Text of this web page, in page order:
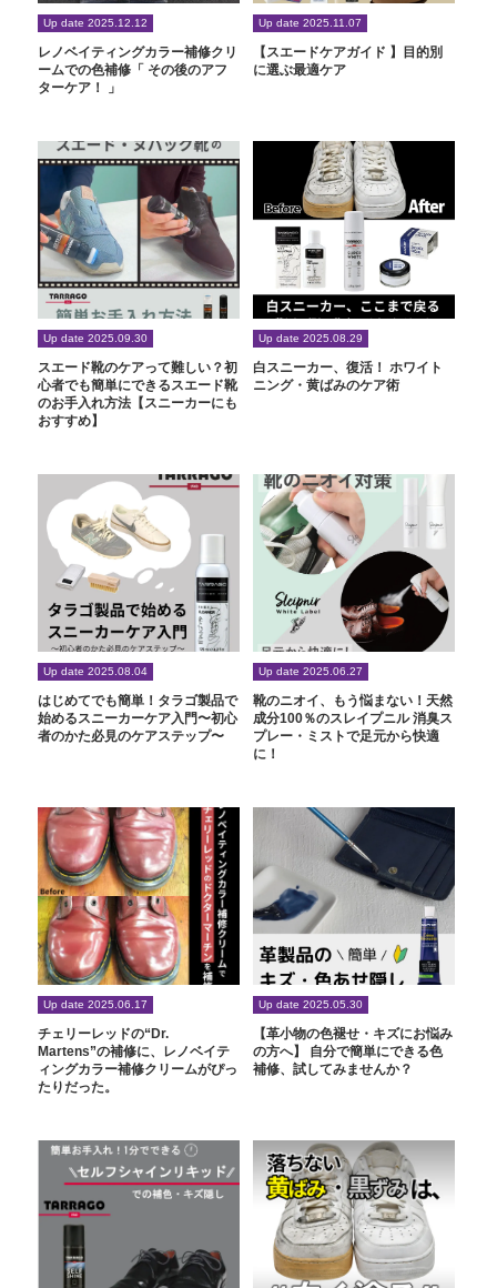
Up date 2025.12.12
レノベイティングカラー補修クリ
ームでの色補修「 その後のアフ
ターケア！ 」
Up date 2025.11.07
【スエードケアガイド 】目的別
に選ぶ最適ケア
Up date 2025.09.30
スエード靴のケアって難しい？初
心者でも簡単にできるスエード靴
のお手入れ方法【スニーカーにも
おすすめ】
Up date 2025.08.29
白スニーカー、復活！ ホワイト
ニング・黄ばみのケア術
Up date 2025.08.04
はじめてでも簡単！タラゴ製品で
始めるスニーカーケア入門〜初心
者のかた必見のケアステップ〜
Up date 2025.06.27
靴のニオイ、もう悩まない！天然
成分100％のスレイプニル 消臭ス
プレー・ミストで足元から快適
に！
Up date 2025.06.17
チェリーレッドの“Dr.
Martens”の補修に、レノベイテ
ィングカラー補修クリームがぴっ
たりだった。
Up date 2025.05.30
【革小物の色褪せ・キズにお悩み
の方へ】 自分で簡単にできる色
補修、試してみませんか？